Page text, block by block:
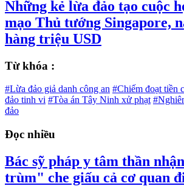
Những kẻ lừa đảo tạo cuộc
mạo Thủ tướng Singapore,
hàng triệu USD
Từ khóa :
#Lừa đảo giả danh công an #Chiếm đoạt tiền
đảo tinh vi #Tòa án Tây Ninh xử phạt
đảo
Đọc nhiều
Bác sỹ pháp y tâm thần
trùm" che giấu cả cơ quan